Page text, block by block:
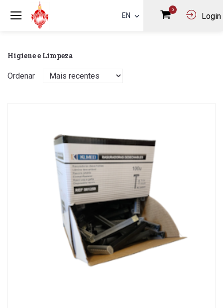
EN
0
Login
Higiene e Limpeza
Ordenar